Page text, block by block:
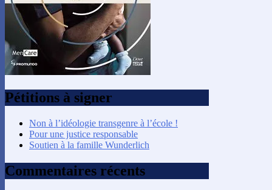
Pétitions à signer
Non à l’idéologie transgenre à l’école !
Pour une justice responsable
Soutien à la famille Wunderlich
Commentaires récents